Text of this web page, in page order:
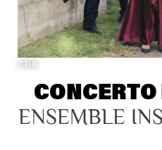
©DR
ENSEMBLE